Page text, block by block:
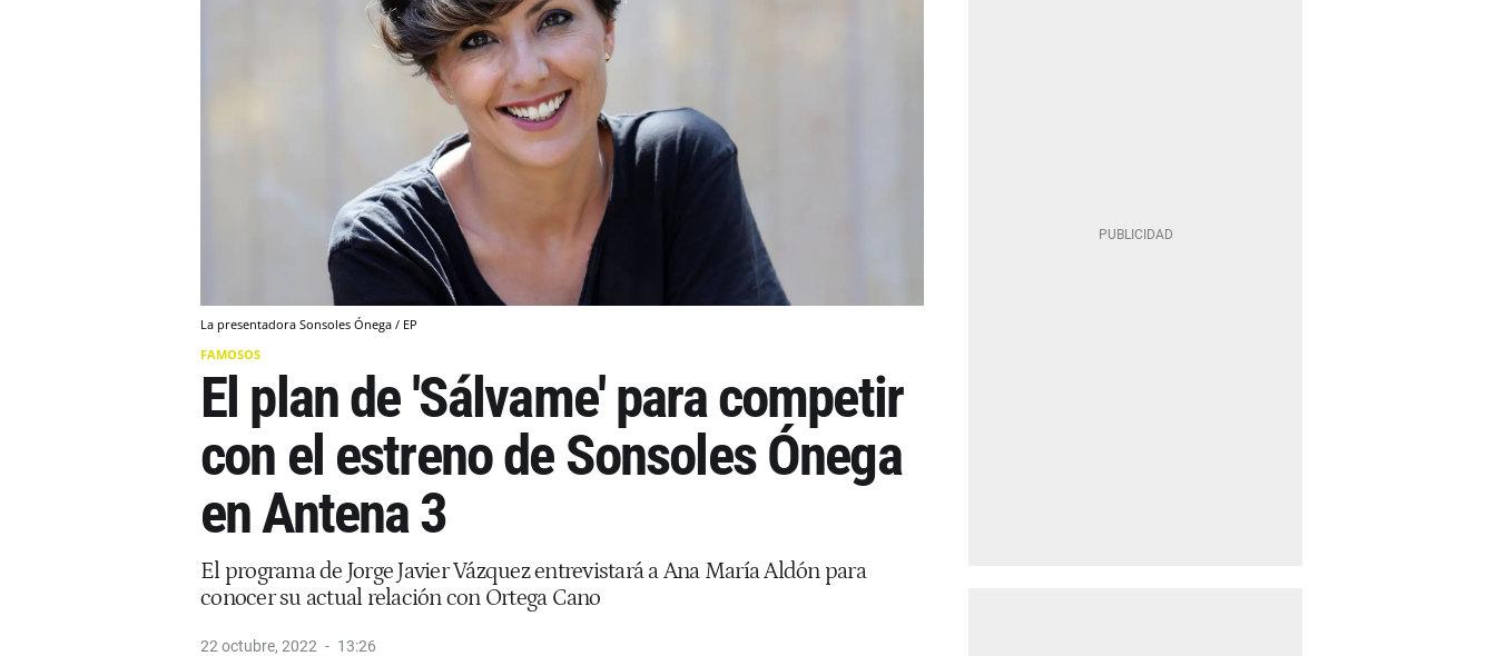
La presentadora Sonsoles Ónega / EP
FAMOSOS
El plan de 'Sálvame' para competir
con el estreno de Sonsoles Ónega
en Antena 3
El programa de Jorge Javier Vázquez entrevistará a Ana María Aldón para
conocer su actual relación con Ortega Cano
22 octubre, 2022 13:26